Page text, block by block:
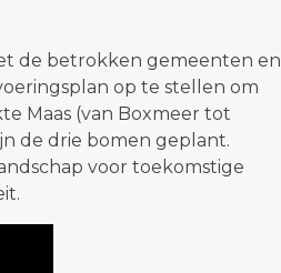
de betrokken gemeenten en
op te stellen om
Maas (van Boxmeer tot
de drie bomen geplant.
voor toekomstige